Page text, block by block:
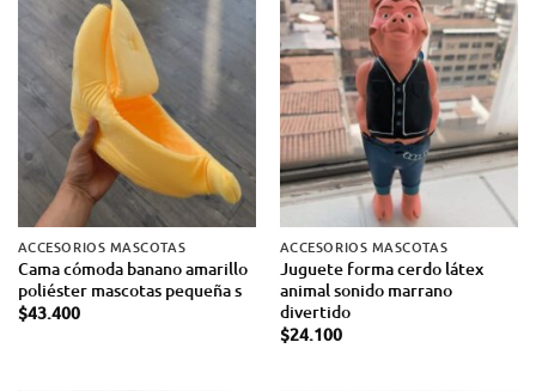
ACCESORIOS MASCOTAS
Cama cómoda banano amarillo
poliéster mascotas pequeña s
$43.400
ACCESORIOS MASCOTAS
Juguete forma cerdo látex
animal sonido marrano
divertido
$24.100